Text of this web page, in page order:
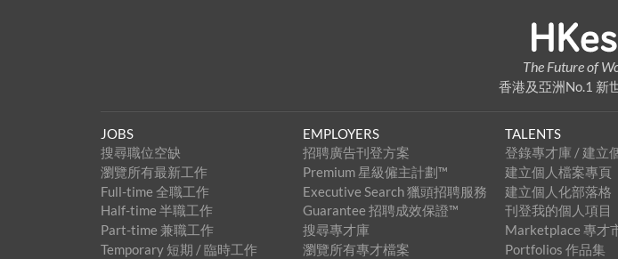
The Future of
香港及亞洲No.1 新
JOBS
搜尋職位空缺
瀏覽所有最新工作
Full-time 全職工作
Half-time 半職工作
Part-time 兼職工作
Temporary 短期 / 臨時工作
EMPLOYERS
招聘廣告刊登方案
Premium 星級僱主計劃™
Executive Search 獵頭招聘服務
Guarantee 招聘成效保證™
搜尋專才庫
瀏覽所有專才檔案
TALENTS
登錄專才庫 / 建立
建立個人檔案專頁
建立個人化部落格
刊登我的個人項目
Marketplace 專才
Portfolios 作品集